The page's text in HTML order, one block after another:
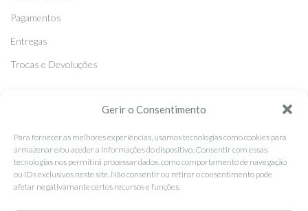
Gerir o Consentimento
Para fornecer as melhores experiências, usamos tecnologias como cookies para
armazenar e/ou aceder a informações do dispositivo. Consentir com essas
tecnologias nos permitirá processar dados, como comportamento de navegação
ou IDs exclusivos neste site. Não consentir ou retirar o consentimento pode
afetar negativamante certos recursos e funções.
Pagamentos
Entregas
Trocas e Devoluções
Facebook
Instagram
Pinterest